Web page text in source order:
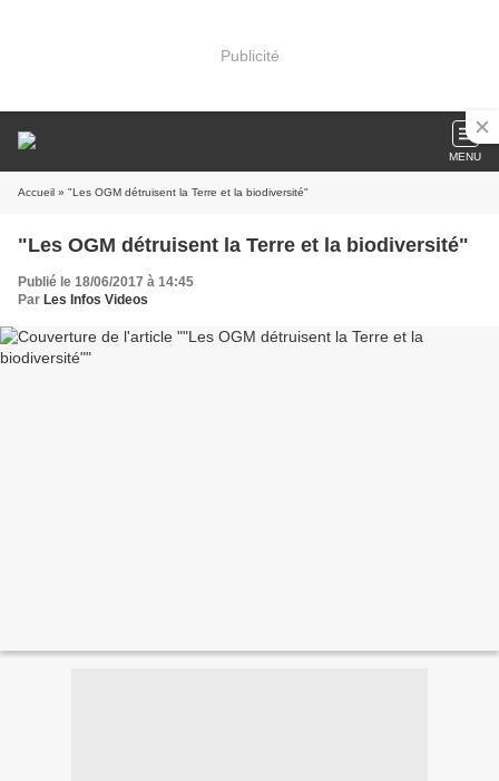
Publicité
MENU
Accueil » "Les OGM détruisent la Terre et la biodiversité"
"Les OGM détruisent la Terre et la biodiversité"
Publié le 18/06/2017 à 14:45
Par Les Infos Videos